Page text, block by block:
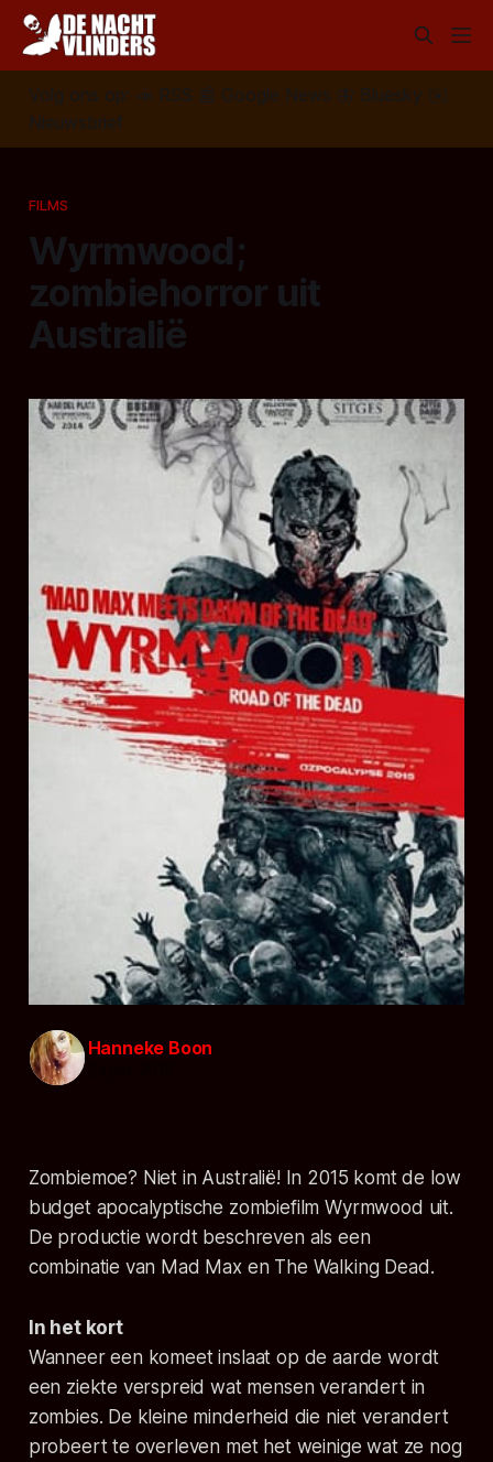
Volg ons op: 📣 RSS 📰 Google News 🦋 Bluesky
✉️
Nieuwsbrief
FILMS
Wyrmwood;
zombiehorror uit
Australië
Hanneke Boon
Zombiemoe? Niet in Australië! In 2015 komt de low
budget apocalyptische zombiefilm Wyrmwood uit.
De productie wordt beschreven als een
combinatie van Mad Max en The Walking Dead.
In het kort
Wanneer een komeet inslaat op de aarde wordt
een ziekte verspreid wat mensen verandert in
zombies. De kleine minderheid die niet verandert
probeert te overleven met het weinige wat ze nog